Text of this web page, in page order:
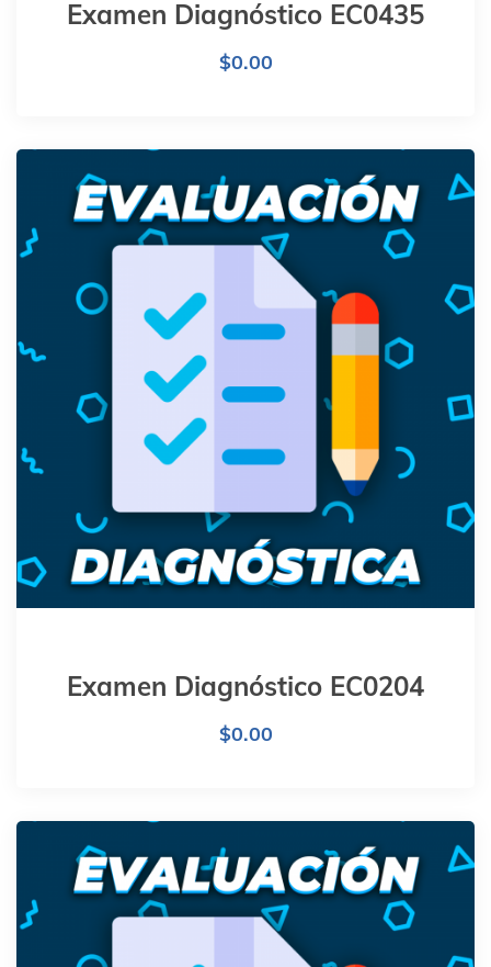
Examen Diagnóstico EC0435
$0.00
Examen Diagnóstico EC0204
$0.00